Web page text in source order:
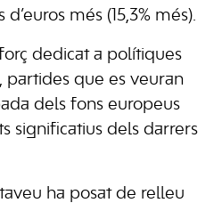
més (15,3% més).
dedicat a polítiques
partides que es veuran
dels fons europeus
significatius dels darrers
ha posat de relleu